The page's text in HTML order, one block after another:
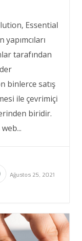
Essential
tarafından
binlerce satış
ile çevrimiçi
biridir.
Ağustos 25, 2021